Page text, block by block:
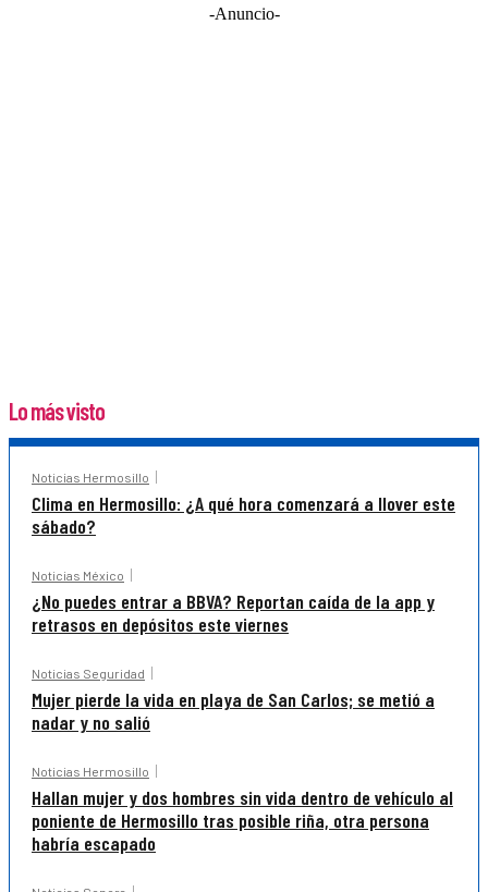
-Anuncio-
Lo más visto
Noticias Hermosillo
Clima en Hermosillo: ¿A qué hora comenzará a llover este
sábado?
Noticias México
¿No puedes entrar a BBVA? Reportan caída de la app y
retrasos en depósitos este viernes
Noticias Seguridad
Mujer pierde la vida en playa de San Carlos; se metió a
nadar y no salió
Noticias Hermosillo
Hallan mujer y dos hombres sin vida dentro de vehículo al
poniente de Hermosillo tras posible riña, otra persona
habría escapado